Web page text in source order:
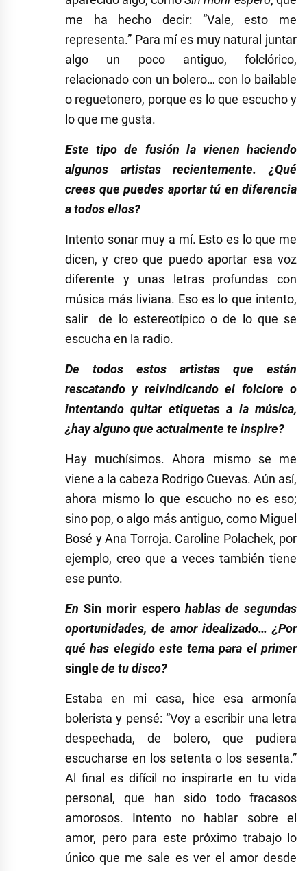
me ha hecho decir: “Vale, esto me
representa.” Para mí es muy natural juntar
algo un poco antiguo, folclórico,
relacionado con un bolero… con lo bailable
o reguetonero, porque es lo que escucho y
lo que me gusta.
Este tipo de fusión la vienen haciendo
algunos artistas recientemente. ¿Qué
crees que puedes aportar tú en diferencia
a todos ellos?
Intento sonar muy a mí. Esto es lo que me
dicen, y creo que puedo aportar esa voz
diferente y unas letras profundas con
música más liviana. Eso es lo que intento,
salir de lo estereotípico o de lo que se
escucha en la radio.
De todos estos artistas que están
rescatando y reivindicando el folclore o
intentando quitar etiquetas a la música,
¿hay alguno que actualmente te inspire?
Hay muchísimos. Ahora mismo se me
viene a la cabeza Rodrigo Cuevas. Aún así,
ahora mismo lo que escucho no es eso;
sino pop, o algo más antiguo, como Miguel
Bosé y Ana Torroja. Caroline Polachek, por
ejemplo, creo que a veces también tiene
ese punto.
En Sin morir espero hablas de segundas
oportunidades, de amor idealizado… ¿Por
qué has elegido este tema para el primer
singlede tu disco?
Estaba en mi casa, hice esa armonía
bolerista y pensé: “Voy a escribir una letra
despechada, de bolero, que pudiera
escucharse en los setenta o los sesenta.”
Al final es difícil no inspirarte en tu vida
personal, que han sido todo fracasos
amorosos. Intento no hablar sobre el
amor, pero para este próximo trabajo lo
único que me sale es ver el amor desde